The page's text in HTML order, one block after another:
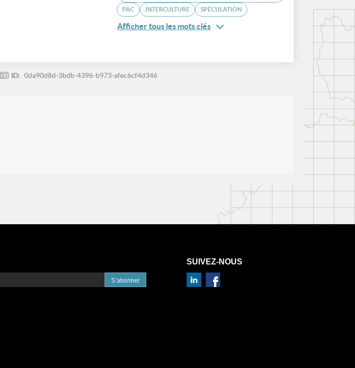
PAC INTERCULTURE SPÉCULATION
Afficher tous les mots clés
ID: 0da90d8d-3bdb-4396-b973-afec6cf4d346
S’abonner
SUIVEZ-NOUS